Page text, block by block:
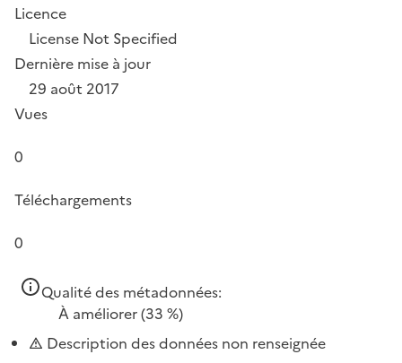
Licence
License Not Specified
Dernière mise à jour
29 août 2017
Vues
0
Téléchargements
0
Qualité des métadonnées:
À améliorer(33 %)
Description des données non renseignée